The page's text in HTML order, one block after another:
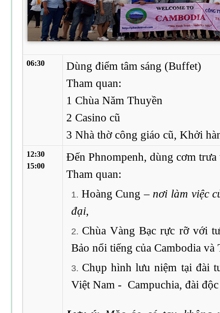
06:30
Dùng điểm tâm sáng (Buffet)
Tham quan:
1 Chùa Năm Thuyền
2 Casino cũ
3 Nhà thờ công giáo cũ, Khởi
12:30
15:00
Đến Phnompenh, dùng cơm trưa
Tham quan:
Hoàng Cung – nơi làm việc
đại,
Chùa Vàng Bạc rực rỡ với
Bảo nổi tiếng của Cambodia và
Chụp hình lưu niệm tại đài
Việt Nam - Campuchia, đài